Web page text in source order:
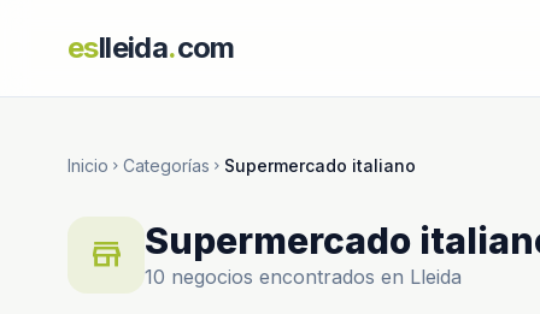
eslleida.com
Inicio chevron_right Categorías chevron_right Supermercado italiano
store Supermercado
10 negocios encontrados en Lleida